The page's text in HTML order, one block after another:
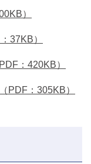
）
37KB）
：420KB）
PDF：305KB）